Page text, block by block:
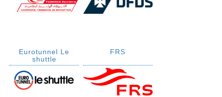
Eurotunnel Le
shuttle
FRS